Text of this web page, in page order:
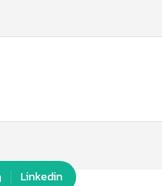
Linkedin